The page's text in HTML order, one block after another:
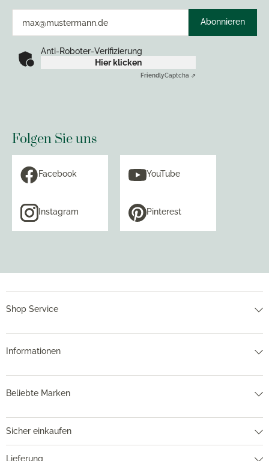
Abonnieren
Anti-Roboter-Verifizierung
Hier klicken
FriendlyCaptcha ⇗
Folgen Sie uns
Facebook YouTube
Instagram Pinterest
Shop Service
Informationen
Beliebte Marken
Sicher einkaufen
Lieferung